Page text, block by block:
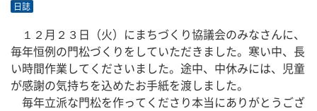
日誌
１２月２３日（火）にまちづくり協議会のみなさんに、
毎年恒例の門松づくりをしていただきました。寒い中、長
い時間作業してくださいました。途中、中休みには、児童
が感謝の気持ちを込めたお手紙を渡しました。
毎年立派な門松を作ってくださり本当にありがとうござ